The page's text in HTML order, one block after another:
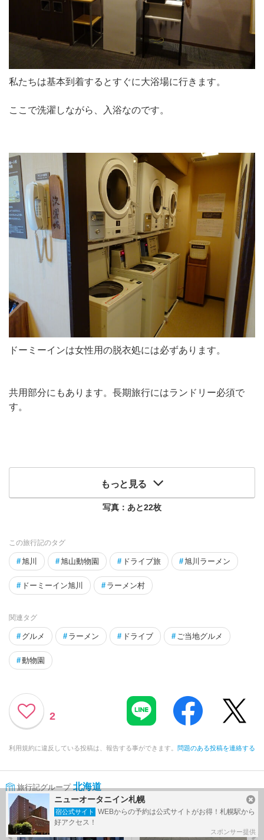
私たちは基本到着するとすぐに大浴場に行きます。
ここで洗濯しながら、入浴なのです。
ドーミーインは女性用の脱衣処には必ずあります。
共用部分にもあります。長期旅行にはランドリー必須で
す。
もっと見る
写真：あと22枚
この旅行記のタグ
#旭川 #旭山動物園 # ドライブ旅 #旭川ラーメン
# ドーミーイン旭川 # ラーメン村
関連タグ
# グルメ # ラーメン # ドライブ # ご当地グルメ
#動物園
2
利用規約に違反している投稿は、報告する事ができます。 問題のある投稿を連絡する
旅行記グループ 北海道
前の旅行記 次の旅行記
ニューオータニイン札幌
宿公式サイト
WEBからの予約は公式サイトがお得！札幌駅から
好アクセス！
スポンサー提供